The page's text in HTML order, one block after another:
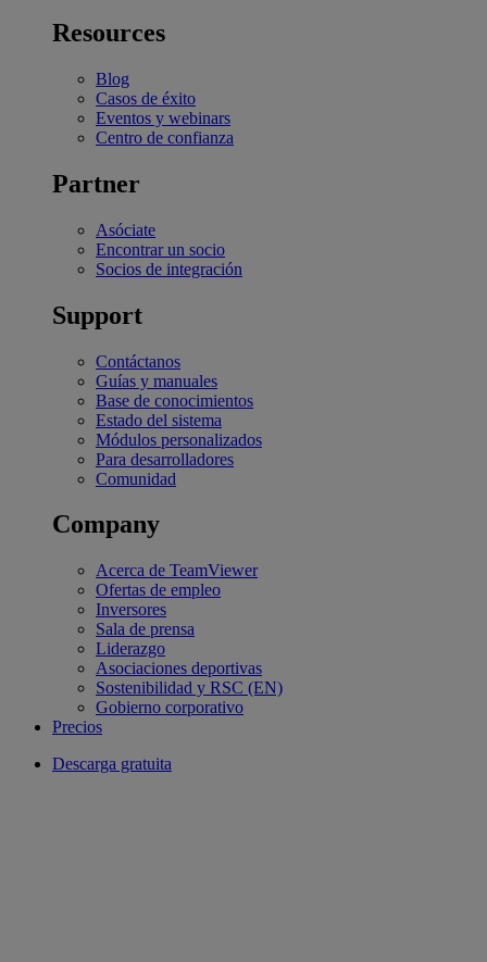
Resources
Blog
Casos de éxito
Eventos y webinars
Centro de confianza
Partner
Asóciate
Encontrar un socio
Socios de integración
Support
Contáctanos
Guías y manuales
Base de conocimientos
Estado del sistema
Módulos personalizados
Para desarrolladores
Comunidad
Company
Acerca de TeamViewer
Ofertas de empleo
Inversores
Sala de prensa
Liderazgo
Asociaciones deportivas
Sostenibilidad y RSC (EN)
Gobierno corporativo
Precios
Descarga gratuita